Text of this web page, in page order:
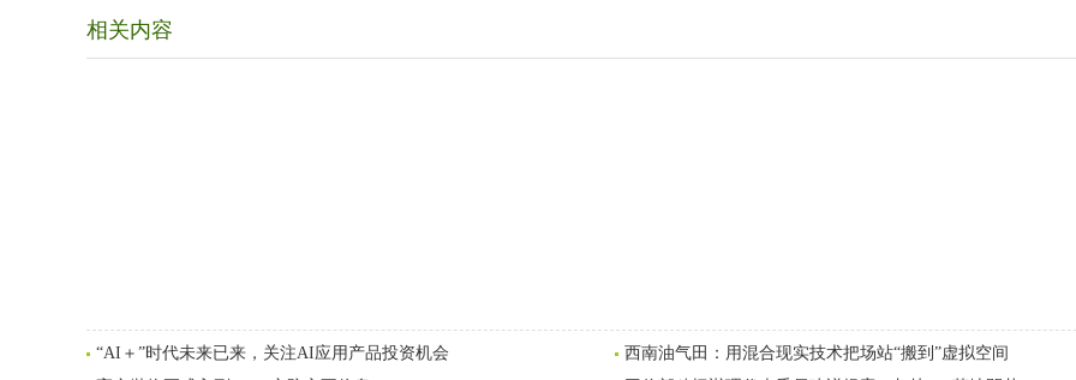
相关内容
“AI＋”时代未来已来，关注AI应用产品投资机会
西南油气田：用混合现实技术把场站“搬到”虚拟空间